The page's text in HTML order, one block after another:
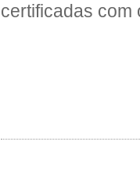
certificadas com